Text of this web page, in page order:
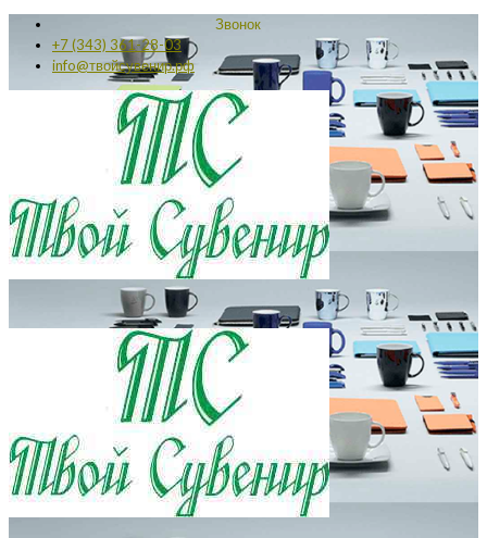
Звонок
+7 (343) 361-28-03
info@твойсувенир.рф